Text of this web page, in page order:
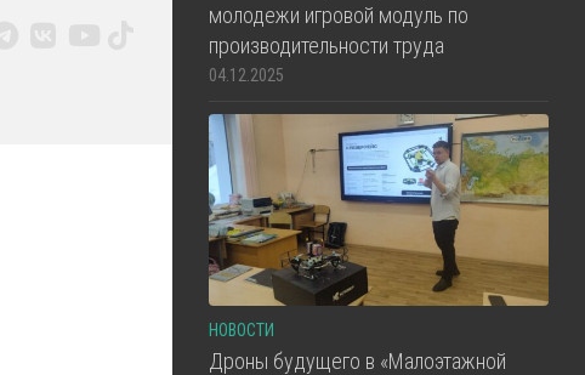
молодежи игровой модуль по
производительности труда
04.12.2025
НОВОСТИ
Дроны будущего в «Малоэтажной